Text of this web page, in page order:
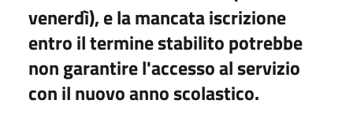
venerdì),e la mancata iscrizione
entro il termine stabilito potrebbe
non garantire l'accesso al servizio
con il nuovo anno scolastico.